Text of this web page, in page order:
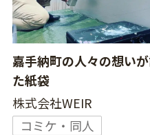
嘉手納町の人々の想い
た紙袋
株式会社WEIR
コミケ・同人